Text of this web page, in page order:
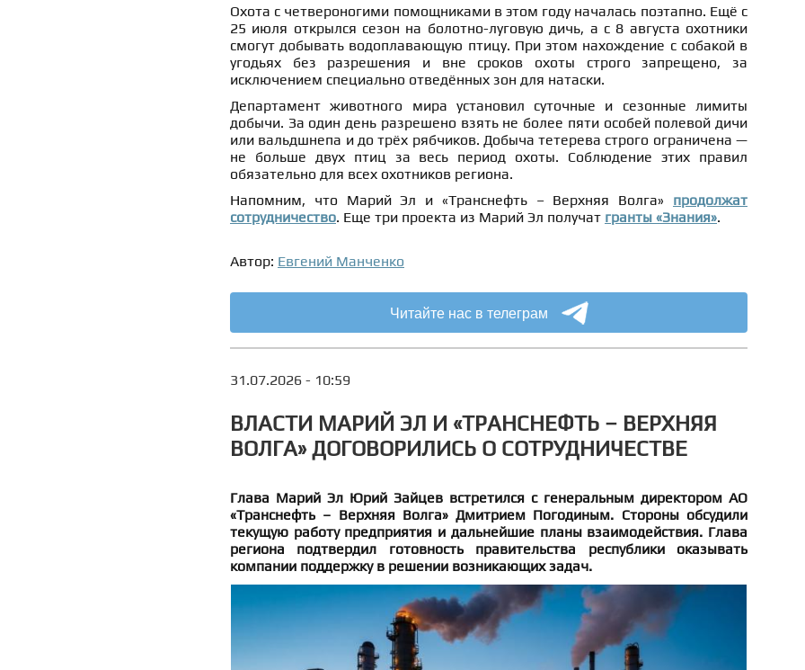
Охота с четвероногими помощниками в этом году началась поэтапно. Ещё с
25 июля открылся сезон на болотно-луговую дичь, а с 8 августа охотники
смогут добывать водоплавающую птицу. При этом нахождение с собакой в
угодьях без разрешения и вне сроков охоты строго запрещено, за
исключением специально отведённых зон для натаски.
Департамент животного мира установил суточные и сезонные лимиты
добычи. За один день разрешено взять не более пяти особей полевой дичи
или вальдшнепа и до трёх рябчиков. Добыча тетерева строго ограничена —
не больше двух птиц за весь период охоты. Соблюдение этих правил
обязательно для всех охотников региона.
Напомним, что Марий Эл и «Транснефть – Верхняя Волга» продолжат
сотрудничество. Еще три проекта из Марий Эл получат гранты «Знания».
Автор: Евгений Манченко
Читайте нас в телеграм
31.07.2026 - 10:59
ВЛАСТИ МАРИЙ ЭЛ И «ТРАНСНЕФТЬ – ВЕРХНЯЯ
ВОЛГА» ДОГОВОРИЛИСЬ О СОТРУДНИЧЕСТВЕ
Глава Марий Эл Юрий Зайцев встретился с генеральным директором АО
«Транснефть – Верхняя Волга» Дмитрием Погодиным. Стороны обсудили
текущую работу предприятия и дальнейшие планы взаимодействия. Глава
региона подтвердил готовность правительства республики оказывать
компании поддержку в решении возникающих задач.